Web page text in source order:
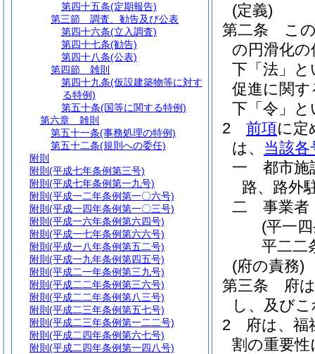
(定義)
第二条
こ
の円滑化
下「法」と
促進に関
下「令」と
2
前項に定
は、 当該各
一
都市
路、路外
二
事業
(平一
平二二
(府の責務)
第三条
府
し、及び
2
府は、
割の重要
第四十五条(定期報告)
第三節
調査、勧告及び公表
第四十六条(立入調査)
第四十七条(勧告)
第四十八条(公表)
第四節
雑則
第四十九条(仮設建築物等に対す
る特例)
第五十条(国等に関する特例)
第六章
雑則
第五十一条(事務処理の特例)
第五十二条(規則への委任)
附則
附則 (平成七年条例第三号)
附則 (平成七年条例第一九号)
附則 (平成一二年条例第一〇六号)
附則 (平成一四年条例第一〇三号)
附則 (平成一六年条例第六四号)
附則 (平成一七年条例第六六号)
附則 (平成一八年条例第五二号)
附則 (平成一九年条例第四五号)
附則 (平成二一年条例第三九号)
附則 (平成二二年条例第三六号)
附則 (平成二二年条例第八三号)
附則 (平成二三年条例第五七号)
附則 (平成二三年条例第一二二号)
附則 (平成二四年条例第六七号)
附則 (平成二四年条例第一四八号)